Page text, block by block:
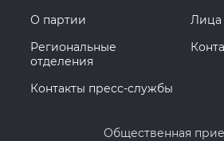
О партии
Лица
Региональные
отделения
Контакты пресс-службы
Общественная